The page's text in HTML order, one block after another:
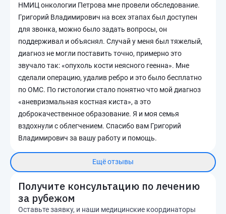
НМИЦ онкологии Петрова мне провели обследование.
Григорий Владимирович на всех этапах был доступен
для звонка, можно было задать вопросы, он
поддерживал и объяснял. Случай у меня был тяжелый,
диагноз не могли поставить точно, примерно это
звучало так: «опухоль кости неясного геенна». Мне
сделали операцию, удалив ребро и это было бесплатно
по ОМС. По гистологии стало понятно что мой диагноз
«аневризмальная костная киста», а это
доброкачественное образование. Я и моя семья
вздохнули с облегчением. Спасибо вам Григорий
Владимирович за вашу работу и помощь.
Ещё отзывы
Получите консультацию по лечению
за рубежом
Оставьте заявку, и наши медицинские координаторы